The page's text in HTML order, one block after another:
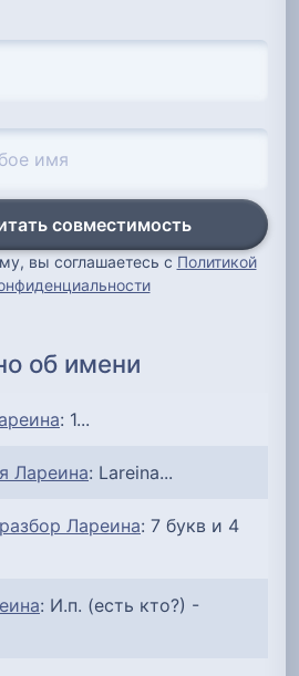
совместимость
вы соглашаетесь с Политикой
об имени
: 1...
Лареина: Lareina...
Лареина: 7 букв и 4
: И.п. (есть кто?) -